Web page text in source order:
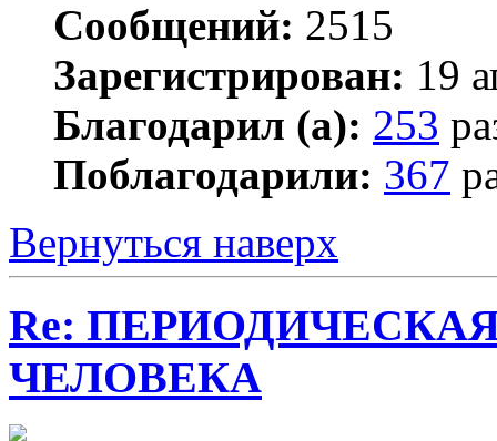
Сообщений: 2515
Зарегистрирован: 19
Благодарил (а): 253
Поблагодарили: 367
Вернуться наверх
Re:
ЧЕЛОВЕКА